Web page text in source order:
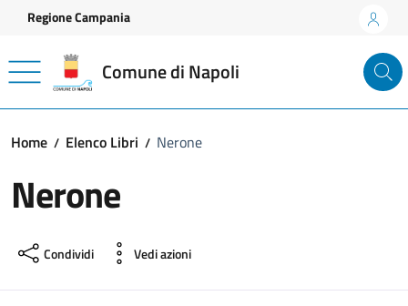
Vai ai contenuti
Vai al footer
Regione Campania
Comune di Napoli
Home Elenco Libri Nerone
Nerone
Condividi Vedi azioni